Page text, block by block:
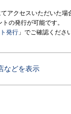
アクセスいただいた
の発行が可能です。
発行 」でご確認くださ
などを表示